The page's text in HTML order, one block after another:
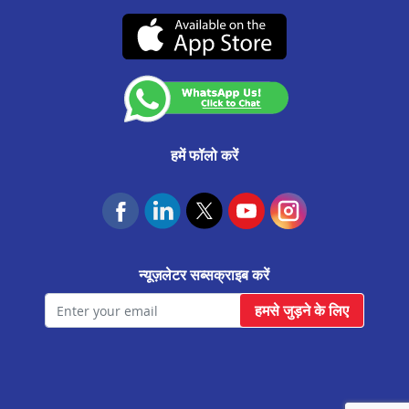
मेरठ मे बिज़नेस लोन
सीतापुर मे बिज़नेस लोन
बुलंदशहर मे बिज़नेस लोन
चंदौसी मे बिज़नेस लोन
सहारनपुर मे बिज़नेस लोन
आगरा सिकंदरा मे बिज़नेस लोन
हाथरस मे बिज़नेस लोन
(07-दिसंबर-2026 तक वैध)
हमें फॉलो करें
न्यूज़लेटर सब्सक्राइब करें
हमसे जुड़ने के लिए